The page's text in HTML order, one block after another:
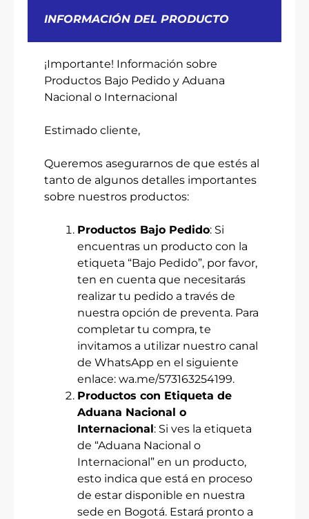
INFORMACIÓN DEL PRODUCTO
¡Importante! Información sobre
Productos Bajo Pedido y Aduana
Nacional o Internacional
Estimado cliente,
Queremos asegurarnos de que estés al
tanto de algunos detalles importantes
sobre nuestros productos:
Productos Bajo Pedido: Si
encuentras un producto con la
etiqueta “Bajo Pedido”, por favor,
ten en cuenta que necesitarás
realizar tu pedido a través de
nuestra opción de preventa. Para
completar tu compra, te
invitamos a utilizar nuestro canal
de WhatsApp en el siguiente
enlace: wa.me/573163254199.
Productos con Etiqueta de
Aduana Nacional o
Internacional: Si ves la etiqueta
de “Aduana Nacional o
Internacional” en un producto,
esto indica que está en proceso
de estar disponible en nuestra
sede en Bogotá. Estará pronto a